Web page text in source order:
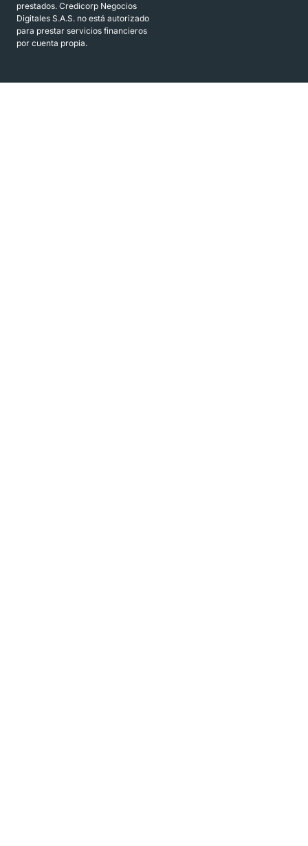
prestados. Credicorp Negocios
Digitales S.A.S. no está autorizado
para prestar servicios financieros
por cuenta propia.